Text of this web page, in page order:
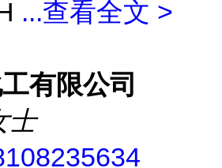
...查看全文 >
有限公司
士